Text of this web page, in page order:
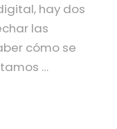
hay dos
las
cómo se
…